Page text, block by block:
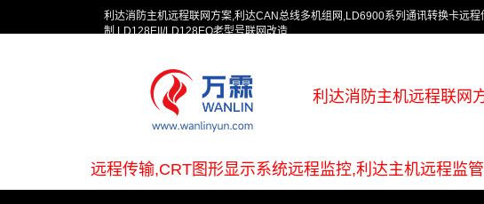
利达消防主机远程联网方案,利达CAN总线多机组网,LD6900系列通讯转换卡远
制,LD128EII/LD128EQ老型号联网改造
利达消防主机远程联网
远程传输,CRT图形显示系统远程监控,利达主机远程监